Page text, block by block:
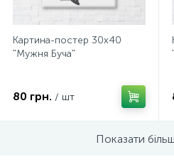
Картина-постер 30х40
"Мужня Буча"
80 грн. / шт
Показати